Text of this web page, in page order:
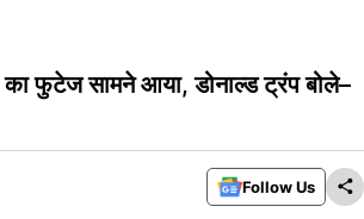
फुटेज सामने आया, डोनाल्ड ट्रंप बोले–
Follow Us